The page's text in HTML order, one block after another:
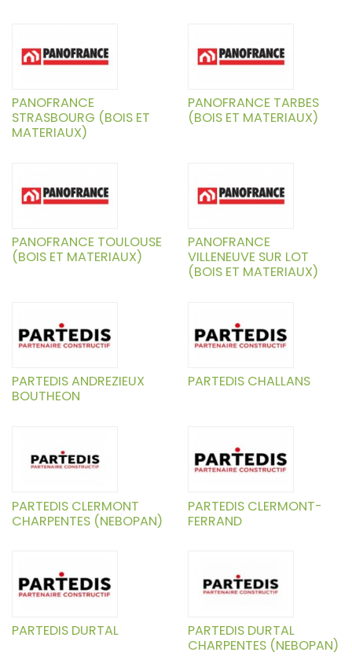
PANOFRANCE
STRASBOURG (BOIS ET
MATERIAUX)
PANOFRANCE TARBES
(BOIS ET MATERIAUX)
PANOFRANCE TOULOUSE
(BOIS ET MATERIAUX)
PANOFRANCE
VILLENEUVE SUR LOT
(BOIS ET MATERIAUX)
PARTEDIS ANDREZIEUX
BOUTHEON
PARTEDIS CHALLANS
PARTEDIS CLERMONT
CHARPENTES (NEBOPAN)
PARTEDIS CLERMONT-
FERRAND
PARTEDIS DURTAL
PARTEDIS DURTAL
CHARPENTES (NEBOPAN)